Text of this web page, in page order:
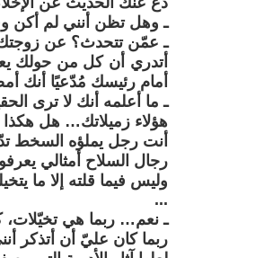
ـ وهل تظن أنني لم أكن
ـ عمّن تتحدث؟ عن زوجتك؟
أتدري أن كل من حولك
أمام رئيسك مُدّعيًا أنك
ـ ما أعلمه أنك لا ترى
هؤلاء زميلاتك… هل
أنت رجل يملؤه السخط
رجال السلاح أمثالي
وليس فيما قلته إلا ما
...
ـ نعم… ربما هي تخيّلات،
ربما كان عليّ أن أتذكر